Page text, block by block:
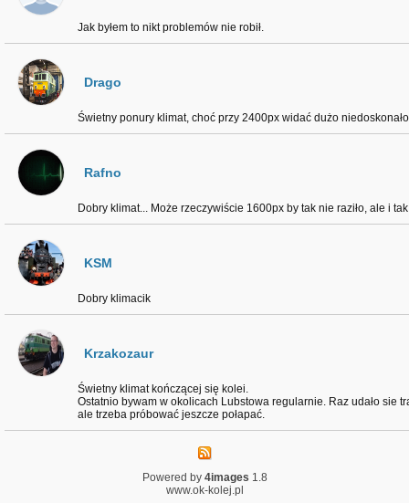
Jak byłem to nikt problemów nie robił.
Drago
Świetny ponury klimat, choć przy 2400px widać dużo
Rafno
Dobry klimat... Może rzeczywiście 1600px by tak nie raziło, ale i
KSM
Dobry klimacik
Krzakozaur
Świetny klimat kończącej się kolei.
Ostatnio bywam w okolicach Lubstowa regularnie. Raz udało sie
ale trzeba próbować jeszcze połapać.
Powered by 4images 1.8
www.ok-kolej.pl